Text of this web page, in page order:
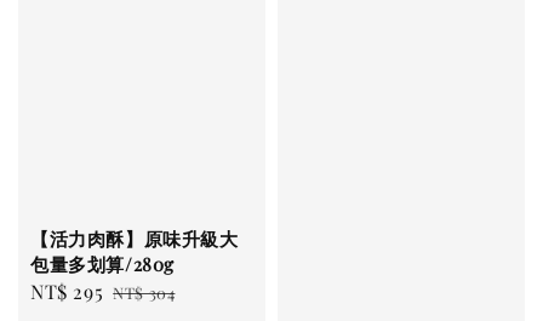
【活力肉酥】原味升級大
包量多划算/280g
Sale
NT$ 295 Regular
NT$ 304